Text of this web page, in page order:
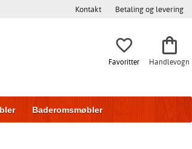
Kontakt Betaling og levering
Favoritter Handlevogn
Baderomsmøbler